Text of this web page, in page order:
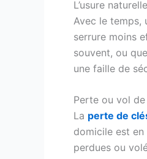
L’usure
Avec le temps,
serrure moins
souvent, ou
une faille de
Perte ou vol
La perte de
domicile est
perdues ou